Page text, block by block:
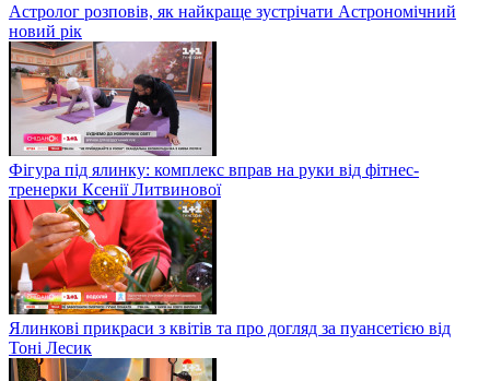
Астролог розповів, як найкраще зустрічати Астрономічний
новий рік
Фігура під ялинку: комплекс вправ на руки від фітнес-
тренерки Ксенії Литвинової
Ялинкові прикраси з квітів та про догляд за пуансетією від
Тоні Лесик